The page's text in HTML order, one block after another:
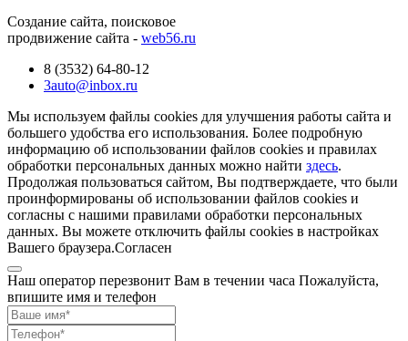
Создание сайта, поисковое
продвижение сайта - web56.ru
8 (3532) 64-80-12
3auto@inbox.ru
Мы используем файлы cookies для улучшения работы сайта и
большего удобства его использования. Более подробную
информацию об использовании файлов cookies и правилах
обработки персональных данных можно найти здесь.
Продолжая пользоваться сайтом, Вы подтверждаете, что были
проинформированы об использовании файлов cookies и
согласны с нашими правилами обработки персональных
данных. Вы можете отключить файлы cookies в настройках
Вашего браузера.Согласен
Наш оператор перезвонит Вам в течении часа Пожалуйста,
впишите имя и телефон